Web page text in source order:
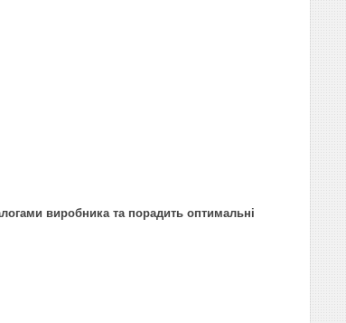
виробника та порадить оптимальні